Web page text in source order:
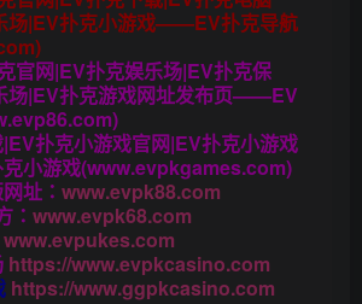
场|EV扑克小游戏——EV扑克导航
官网|EV扑克娱乐场|EV扑克保
场|EV扑克游戏网址发布页——EV
扑克小游戏官网|EV扑克小游戏
小游戏(www.evpkgames.com)
址： www.evpk88.com
： www.evpk68.com
www.evpukes.com
https://www.evpkcasino.com
https://www.ggpkcasino.com